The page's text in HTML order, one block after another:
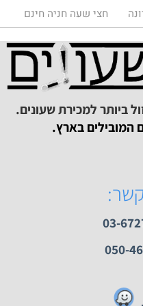
חצי שעה חניה חינם
בארץ.
03-